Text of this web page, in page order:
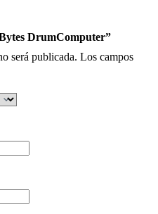
DrumComputer”
será publicada. Los campos